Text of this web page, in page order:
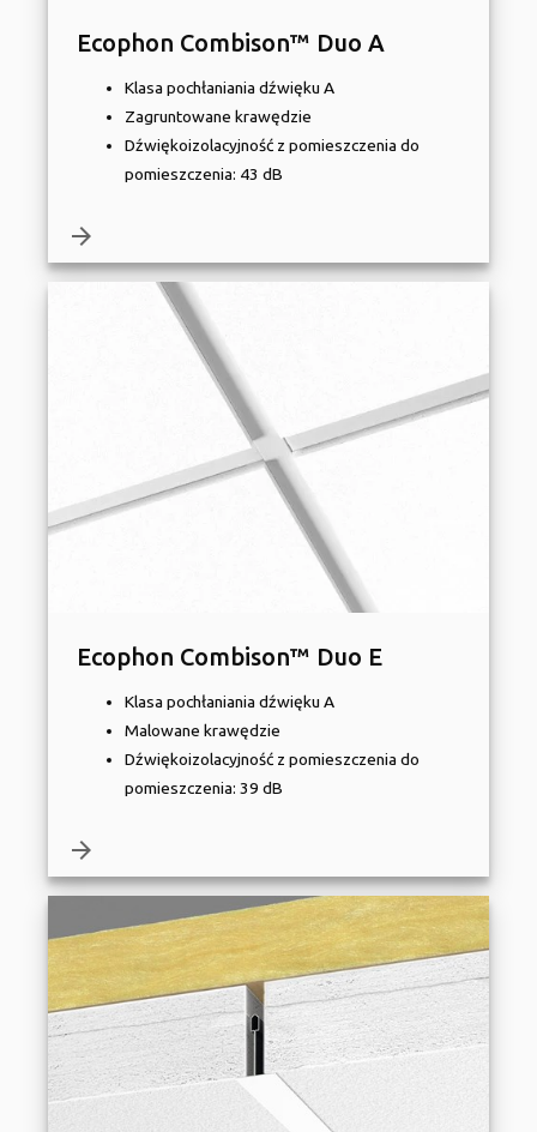
Ecophon Combison™ Duo A
Klasa pochłaniania dźwięku A
Zagruntowane krawędzie
Dźwiękoizolacyjność z pomieszczenia do
pomieszczenia: 43 dB
arrow_forward
Ecophon Combison™ Duo E
Klasa pochłaniania dźwięku A
Malowane krawędzie
Dźwiękoizolacyjność z pomieszczenia do
pomieszczenia: 39 dB
arrow_forward